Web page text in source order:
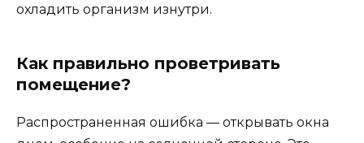
охладить организм изнутри.
Как правильно проветривать
помещение?
Распространенная ошибка — открывать окна